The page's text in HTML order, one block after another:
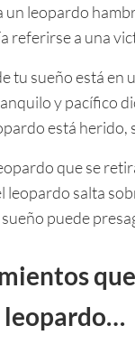
un leopardo
referirse a una
tu sueño está
y pacífico
está herido,
que se
leopardo salta
puede
leopardo…